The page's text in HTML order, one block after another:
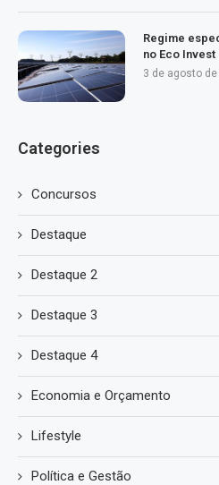
Regime
no Eco Invest
3 de agosto de
Categories
Concursos
Destaque
Destaque 2
Destaque 3
Destaque 4
Economia e Orçamento
Lifestyle
Política e Gestão